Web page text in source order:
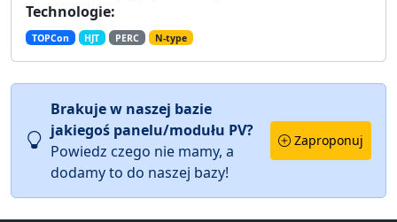
Technologie:
TOPCon HJT PERC N-type
Brakuje w naszej bazie
jakiegoś panelu/modułu PV?
Powiedz czego nie mamy, a
dodamy to do naszej bazy!
Zaproponuj